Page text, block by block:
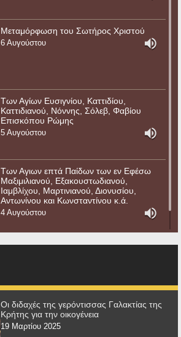
Μεταμόρφωση του Σωτήρος Χριστού
6 Αυγούστου
Των Αγίων Ευσιγνίου, Καττιδίου,
Καττιδιανού, Νόννης, Σόλεβ, Φαβίου
Επισκόπου Ρώμης
5 Αυγούστου
Των Αγιων επτά Παίδων των εν Εφέσω
Μαξιμιλιανού, Εξακουστωδιανού,
Ιαμβλίχου, Μαρτινιανού, Διονυσίου,
Αντωνίνου και Κωνσταντίνου κ.ά.
4 Αυγούστου
Οι διδαχές της γερόντισσας Γαλακτίας της
Κρήτης για την οικογένεια
19 Μαρτίου 2025